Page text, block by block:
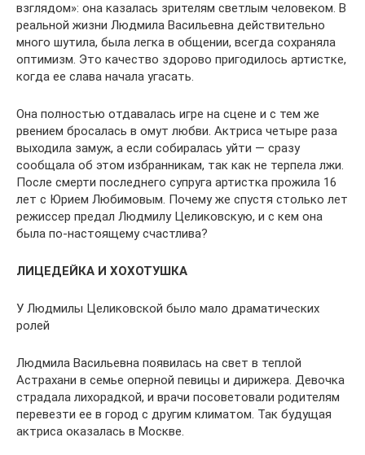
взглядом»: она казалась зрителям светлым человеком. В
реальной жизни Людмила Васильевна действительно
много шутила, была легка в общении, всегда сохраняла
оптимизм. Это качество здорово пригодилось артистке,
когда ее слава начала угасать.
Она полностью отдавалась игре на сцене и с тем же
рвением бросалась в омут любви. Актриса четыре раза
выходила замуж, а если собиралась уйти — сразу
сообщала об этом избранникам, так как не терпела лжи.
После смерти последнего супруга артистка прожила 16
лет с Юрием Любимовым. Почему же спустя столько лет
режиссер предал Людмилу Целиковскую, и с кем она
была по-настоящему счастлива?
ЛИЦЕДЕЙКА И ХОХОТУШКА
У Людмилы Целиковской было мало драматических
ролей
Людмила Васильевна появилась на свет в теплой
Астрахани в семье оперной певицы и дирижера. Девочка
страдала лихорадкой, и врачи посоветовали родителям
перевезти ее в город с другим климатом. Так будущая
актриса оказалась в Москве.